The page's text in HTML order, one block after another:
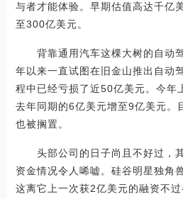
与者才能体验。早期估值高达千亿
至300亿美元。
背靠通用汽车这棵大树的自动
年以来一直试图在旧金山推出自动
程中已经亏损了近50亿美元。今年
去年同期的6亿美元增至9亿美元。
也被搁置。
头部公司的日子尚且不好过，其
资金情况令人唏嘘。硅谷明星独角
这离它上一次获2亿美元的融资不